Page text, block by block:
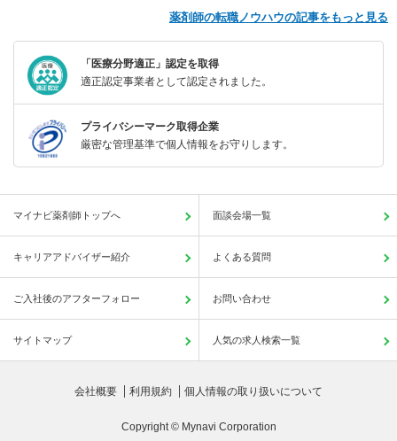
薬剤師の転職ノウハウの記事をもっと見る
「医療分野適正」認定を取得
適正認定事業者として認定されました。
プライバシーマーク取得企業
厳密な管理基準で個人情報をお守りします。
マイナビ薬剤師トップへ 面談会場一覧
キャリアアドバイザー紹介 よくある質問
ご入社後のアフターフォロー お問い合わせ
サイトマップ 人気の求人検索一覧
会社概要 利用規約 個人情報の取り扱いについて
Copyright © Mynavi Corporation